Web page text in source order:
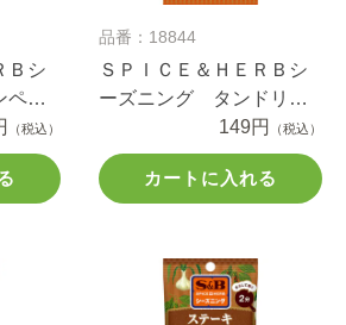
Ｂシ
ペッ
（税込）
品番：18844
ＳＰＩＣＥ＆ＨＥＲＢシ
ーズニング タンドリー
チキン １２ｇ149円 （税込）
カートに入れる